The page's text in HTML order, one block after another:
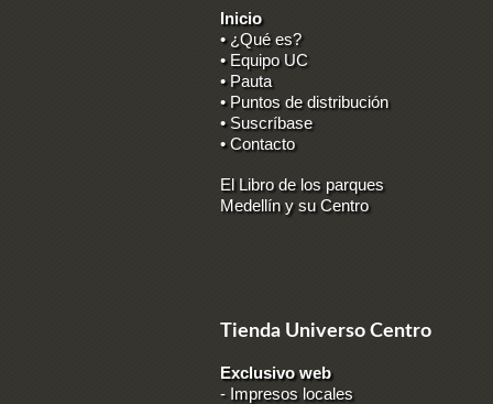
Inicio
• ¿Qué es?
• Equipo UC
• Pauta
• Puntos de distribución
• Suscríbase
• Contacto
El Libro de los parques
Medellín y su Centro
Tienda Universo Centro
Exclusivo web
- Impresos locales